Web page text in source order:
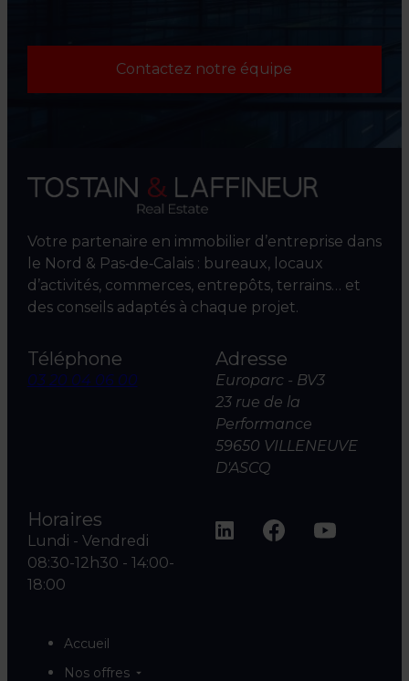
Contactez notre équipe
Votre partenaire en immobilier d’entreprise dans
le Nord & Pas‑de‑Calais : bureaux, locaux
d’activités, commerces, entrepôts, terrains… et
des conseils adaptés à chaque projet.
Téléphone
03 20 04 06 00
Adresse
Europarc - BV3
23 rue de la
Performance
59650 VILLENEUVE
D'ASCQ
Horaires
Lundi - Vendredi
08:30-12h30 - 14:00-
18:00
Accueil
Nos offres